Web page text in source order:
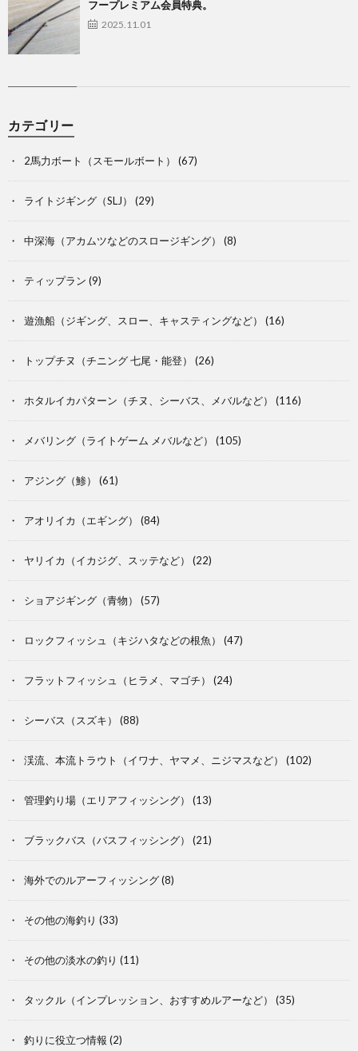
フープレミアム会員特典。
2025.11.01
カテゴリー
2馬力ボート（スモールボート） (67)
ライトジギング（SLJ） (29)
中深海（アカムツなどのスロージギング） (8)
ティップラン (9)
遊漁船（ジギング、スロー、キャスティングなど） (16)
トップチヌ（チニング 七尾・能登） (26)
ホタルイカパターン（チヌ、シーバス、メバルなど） (116)
メバリング（ライトゲーム メバルなど） (105)
アジング（鯵） (61)
アオリイカ（エギング） (84)
ヤリイカ（イカジグ、スッテなど） (22)
ショアジギング（青物） (57)
ロックフィッシュ（キジハタなどの根魚） (47)
フラットフィッシュ（ヒラメ、マゴチ） (24)
シーバス（スズキ） (88)
渓流、本流トラウト（イワナ、ヤマメ、ニジマスなど） (102)
管理釣り場（エリアフィッシング） (13)
ブラックバス（バスフィッシング） (21)
海外でのルアーフィッシング(8)
その他の海釣り (33)
その他の淡水の釣り (11)
タックル（インプレッション、おすすめルアーなど） (35)
釣りに役立つ情報 (2)